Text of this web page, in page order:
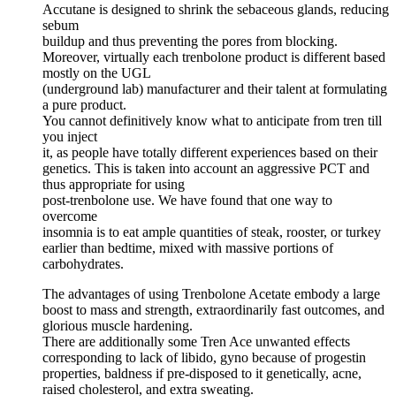
Accutane is designed to shrink the sebaceous glands, reducing
sebum
buildup and thus preventing the pores from blocking.
Moreover, virtually each trenbolone product is different based
mostly on the UGL
(underground lab) manufacturer and their talent at formulating
a pure product.
You cannot definitively know what to anticipate from tren till
you inject
it, as people have totally different experiences based on their
genetics. This is taken into account an aggressive PCT and
thus appropriate for using
post-trenbolone use. We have found that one way to
overcome
insomnia is to eat ample quantities of steak, rooster, or turkey
earlier than bedtime, mixed with massive portions of
carbohydrates.
The advantages of using Trenbolone Acetate embody a large
boost to mass and strength, extraordinarily fast outcomes, and
glorious muscle hardening.
There are additionally some Tren Ace unwanted effects
corresponding to lack of libido, gyno because of progestin
properties, baldness if pre-disposed to it genetically, acne,
raised cholesterol, and extra sweating.